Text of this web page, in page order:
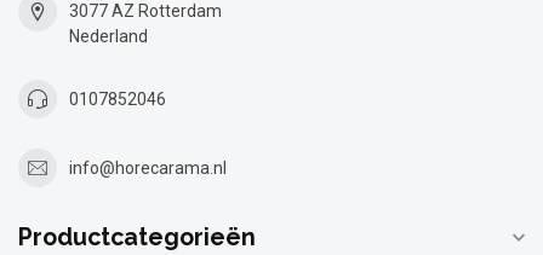
3077 AZ Rotterdam
Nederland
0107852046
info@horecarama.nl
Productcategorieën